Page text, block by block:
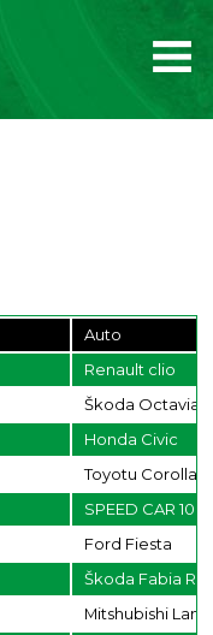
Auto
Renault clio
Škoda Octavia
Honda Civic
Toyotu Corolla
SPEED CAR
Ford Fiesta
Škoda Fabia RS
Mitshubishi